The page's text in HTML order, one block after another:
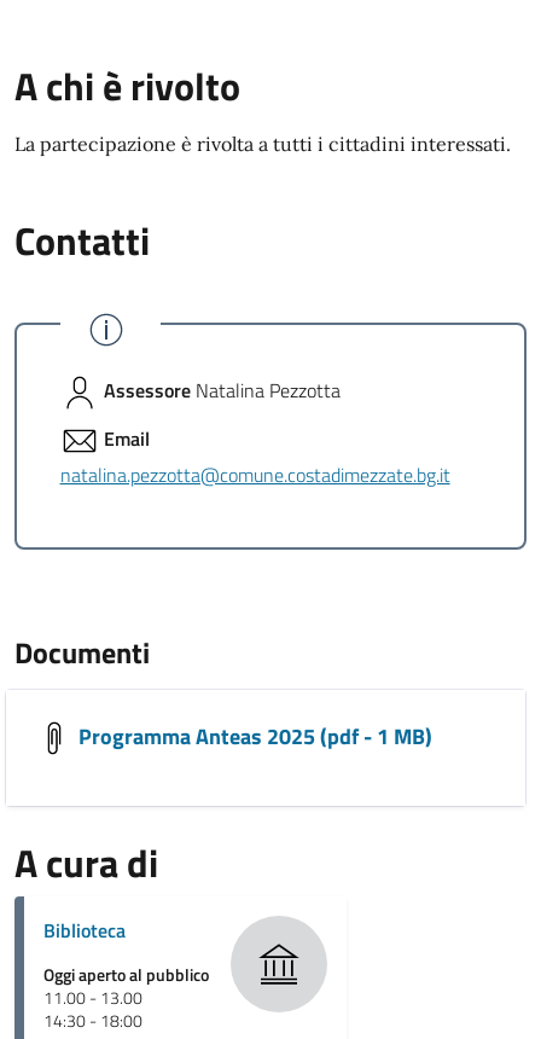
A chi è rivolto
La partecipazione è rivolta a tutti i cittadini interessati.
Contatti
Assessore Natalina Pezzotta
Email
natalina.pezzotta@comune.costadimezzate.bg.it
Documenti
Programma Anteas 2025 (pdf - 1 MB)
A cura di
Biblioteca
Oggi aperto al pubblico
11.00 - 13.00
14:30 - 18:00